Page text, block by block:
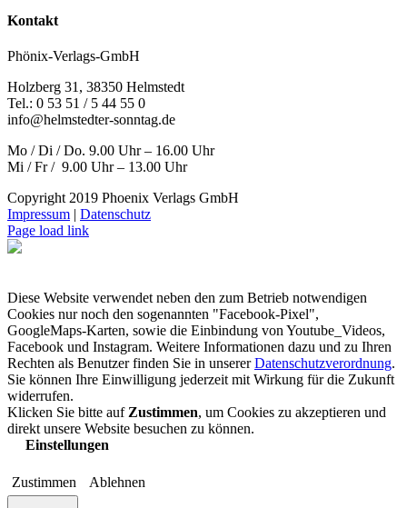
Kontakt
Phönix-Verlags-GmbH
Holzberg 31, 38350 Helmstedt
Tel.: 0 53 51 / 5 44 55 0
info@helmstedter-sonntag.de
Mo / Di / Do. 9.00 Uhr – 16.00 Uhr
Mi / Fr / 9.00 Uhr – 13.00 Uhr
Copyright 2019 Phoenix Verlags GmbH
Impressum | Datenschutz
Page load link
Diese Website verwendet neben den zum Betrieb notwendigen
Cookies nur noch den sogenannten "Facebook-Pixel",
GoogleMaps-Karten, sowie die Einbindung von Youtube_Videos,
Facebook und Instagram. Weitere Informationen dazu und zu Ihren
Rechten als Benutzer finden Sie in unsererDatenschutzverordnung.
Sie können Ihre Einwilligung jederzeit mit Wirkung für die Zukunft
widerrufen.
Klicken Sie bitte auf Zustimmen, um Cookies zu akzeptieren und
direkt unsere Website besuchen zu können.
Einstellungen
Zustimmen Ablehnen